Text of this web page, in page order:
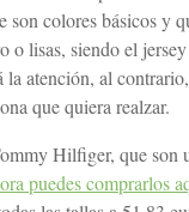
colores básicos y
o lisas, siendo el
la atención, al
que quiera realzar.
Hilfiger, que
puedes comprarlos